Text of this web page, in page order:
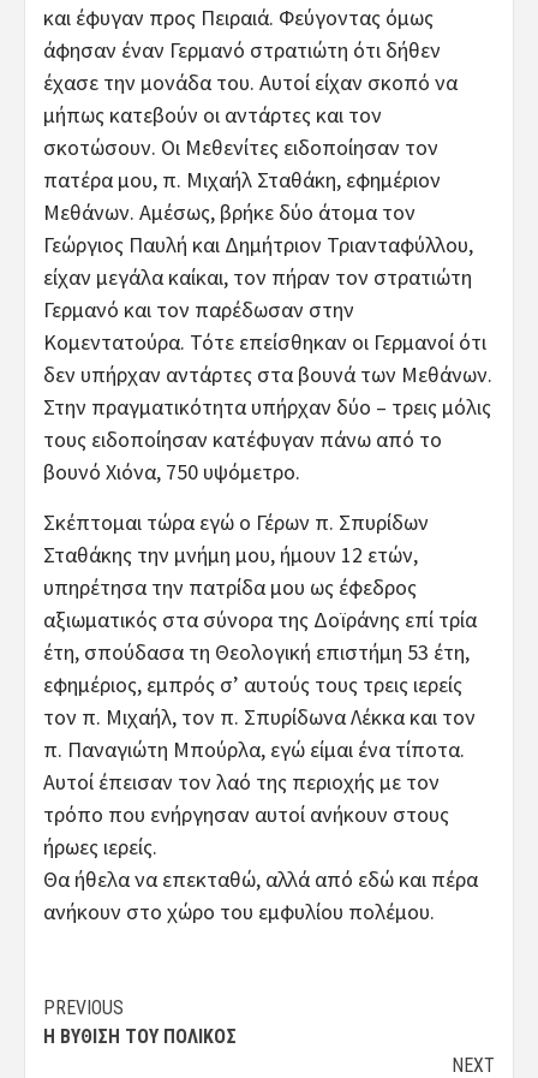
και έφυγαν προς Πειραιά. Φεύγοντας όμως
άφησαν έναν Γερμανό στρατιώτη ότι δήθεν
έχασε την μονάδα του. Αυτοί είχαν σκοπό να
μήπως κατεβούν οι αντάρτες και τον
σκοτώσουν. Οι Μεθενίτες ειδοποίησαν τον
πατέρα μου, π. Μιχαήλ Σταθάκη, εφημέριον
Μεθάνων. Αμέσως, βρήκε δύο άτομα τον
Γεώργιος Παυλή και Δημήτριον Τριανταφύλλου,
είχαν μεγάλα καίκαι, τον πήραν τον στρατιώτη
Γερμανό και τον παρέδωσαν στην
Κομεντατούρα. Τότε επείσθηκαν οι Γερμανοί ότι
δεν υπήρχαν αντάρτες στα βουνά των Μεθάνων.
Στην πραγματικότητα υπήρχαν δύο – τρεις μόλις
τους ειδοποίησαν κατέφυγαν πάνω από το
βουνό Χιόνα, 750 υψόμετρο.
Σκέπτομαι τώρα εγώ ο Γέρων π. Σπυρίδων
Σταθάκης την μνήμη μου, ήμουν 12 ετών,
υπηρέτησα την πατρίδα μου ως έφεδρος
αξιωματικός στα σύνορα της Δοϊράνης επί τρία
έτη, σπούδασα τη Θεολογική επιστήμη 53 έτη,
εφημέριος, εμπρός σ’ αυτούς τους τρεις ιερείς
τον π. Μιχαήλ, τον π. Σπυρίδωνα Λέκκα και τον
π. Παναγιώτη Μπούρλα, εγώ είμαι ένα τίποτα.
Αυτοί έπεισαν τον λαό της περιοχής με τον
τρόπο που ενήργησαν αυτοί ανήκουν στους
ήρωες ιερείς.
Θα ήθελα να επεκταθώ, αλλά από εδώ και πέρα
ανήκουν στο χώρο του εμφυλίου πολέμου.
Post
navigation
PREVIOUS
Η ΒΎΘΙΣΗ ΤΟΥ ΠΟΛΙΚΟΣ
NEXT